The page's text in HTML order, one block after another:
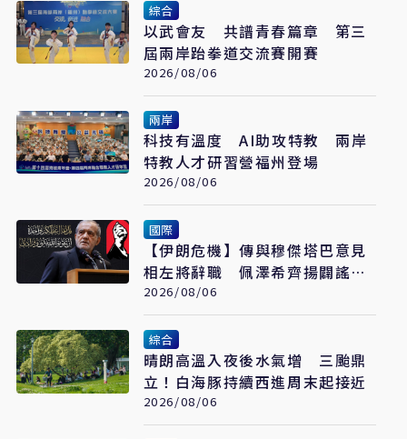
綜合
以武會友 共譜青春篇章 第三
屆兩岸跆拳道交流賽開賽
2026/08/06
兩岸
科技有溫度 AI助攻特教 兩岸
特教人才研習營福州登場
2026/08/06
國際
【伊朗危機】傳與穆傑塔巴意見
相左將辭職 佩澤希齊揚闢謠堅
稱會繼續總統職務
2026/08/06
綜合
晴朗高溫入夜後水氣增 三颱鼎
立！白海豚持續西進周末起接近
2026/08/06